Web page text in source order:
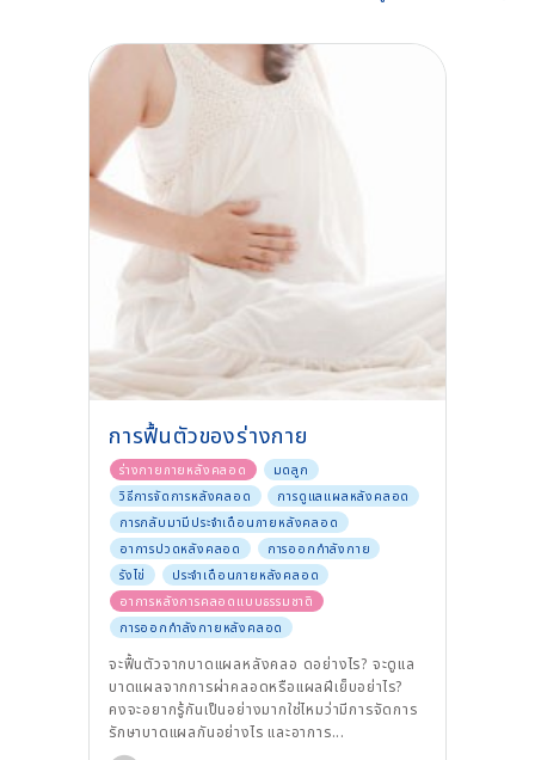
การฟื้นตัวของร่างกาย
ร่างกายภายหลังคลอด
มดลูก
วิธีการจัดการหลังคลอด
การดูแลแผลหลังคลอด
การกลับมามีประจำเดือนภายหลังคลอด
อาการปวดหลังคลอด
การออกกำลังกาย
รังไข่
ประจำเดือนภายหลังคลอด
อาการหลังการคลอดแบบธรรมชาติ
การออกกำลังกายหลังคลอด
จะฟื้นตัวจากบาดแผลหลังคลอ ดอย่างไร? จะดูแล
บาดแผลจากการผ่าคลอดหรือแผลฝีเย็บอย่าไร?
คงจะอยากรู้กันเป็นอย่างมากใช่ไหมว่ามีการจัดการ
รักษาบาดแผลกันอย่างไร และอาการ...